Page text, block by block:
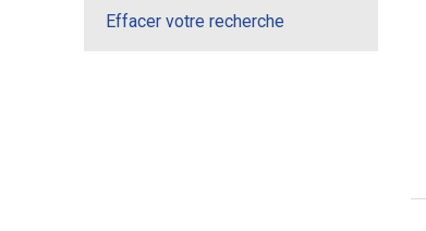
Effacer votre recherche